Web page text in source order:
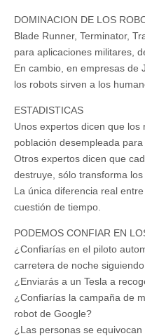
DOMINACION DE LOS
Blade Runner, Terminator,
para aplicaciones militares,
En cambio, en empresas de
los robots sirven a los
ESTADISTICAS
Unos expertos dicen que los
población desempleada para
Otros expertos dicen que
destruye, sólo transforma los
La única diferencia real
cuestión de tiempo.
PODEMOS CONFIAR EN
¿Confiarías en el piloto
carretera de noche
¿Enviarás a un Tesla a
¿Confiarías la campaña de
robot de Google?
¿Las personas se